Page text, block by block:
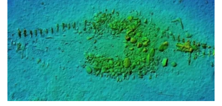
Aktüel Magazin
Hakkımızda
İletişim
Asayiş